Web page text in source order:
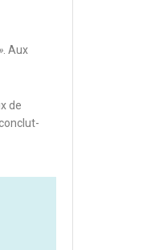
. Aux
de